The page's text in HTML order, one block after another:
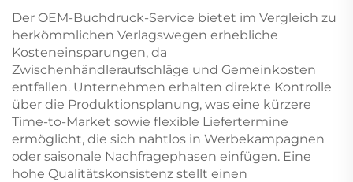
Buchdruck mit
lackierten Kanten
umweltfreundlicher
Druck mit
Der OEM-Buchdruck-Service bietet im Vergleich zu
herkömmlichen Verlagswegen erhebliche
Kosteneinsparungen, da
Zwischenhändleraufschläge und Gemeinkosten
entfallen. Unternehmen erhalten direkte Kontrolle
über die Produktionsplanung, was eine kürzere
Time-to-Market sowie flexible Liefertermine
ermöglicht, die sich nahtlos in Werbekampagnen
oder saisonale Nachfragephasen einfügen. Eine
hohe Qualitätskonsistenz stellt einen